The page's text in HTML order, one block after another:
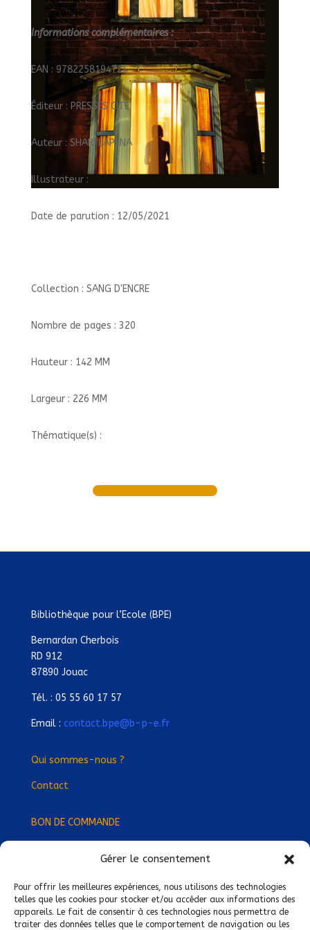
Gérer le consentement
Pour offrir les meilleures expériences, nous utilisons des technologies
telles que les cookies pour stocker et/ou accéder aux informations des
appareils. Le fait de consentir à ces technologies nous permettra de
traiter des données telles que le comportement de navigation ou les
Informations complémentaires :
EAN : 9782258194724
Éditeur : PRESSES CITE
Auteur : SHARI LAPENA
Illustrateur :
Date de parution : 12/05/2021
Collection : SANG D'ENCRE
Nombre de pages : 320
Hauteur : 142 MM
Largeur : 226 MM
Thématique(s) :
Bibliothèque pour l’Ecole (BPE)
Bernardan Cherbois
RD 912
87890 Jouac
Tél. : 05 55 60 17 57
Email : contact.bpe@b-p-e.fr
Qui sommes-nous ?
Contact
BON DE COMMANDE
Devenez Délégué·e Régional·e !
Trouvez-nous près de chez vous !
Mentions légales